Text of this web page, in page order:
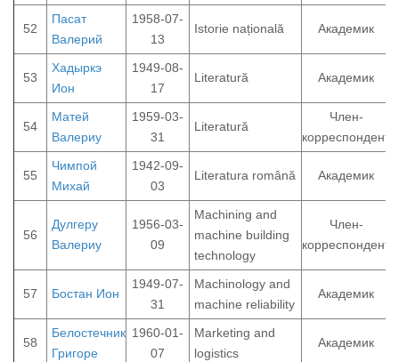
52
Пасат
Валерий
1958-07-
13
Istorie națională Академик
53
Хадыркэ
Ион
1949-08-
17
Literatură Академик
54
Матей
Валериу
1959-03-
31
Literatură
Член-
корреспондент
55
Чимпой
Михай
1942-09-
03
Literatura română Академик
56
Дулгеру
Валериу
1956-03-
09
Machining and
machine building
technology
Член-
корреспондент
57 Бостан Ион
1949-07-
31
Machinology and
machine reliability
Академик
58
Белостечник
Григоре
1960-01-
07
Marketing and
logistics
Академик